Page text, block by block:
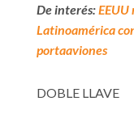
De interés:
Latinoamérica
portaaviones
DOBLE LLAVE